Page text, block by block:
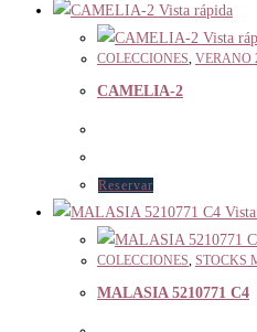
Vista rápida
Vista
COLECCIONES VERANO
CAMELIA-2
Reservar
COLECCIONES STOCKS
MALASIA 5210771 C4